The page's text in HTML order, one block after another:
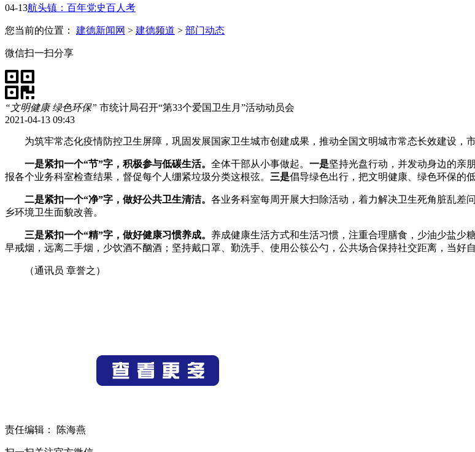
04-13航头镇：百年党史百人考
您当前的位置： 建德新闻网 > 建德频道 > 部门动态
微信扫一扫分享
“文明健康 绿色环保” 市统计局召开“第33个爱国卫生月”活动动员会
2021-04-13 09:43
为筑牢常态化疫情防控卫生屏障，巩固发展国家卫生城市创建成果，推动全国文明城市常态长效建设，
一是紧扣一个“节”字，积极参与低碳生活。 全体干部从小事做起。 一是坚持光盘行动，并发动身边的亲
报各个业务科室检查结果，督促每个人绷紧垃圾分类这根弦。 三是倡导绿色出行，把文明健康、绿色环保的
二是紧扣一个“净”字，做好公共卫生清洁。 各业务科室每周开展大扫除活动，着力解决卫生死角脏乱差
乡环境卫生面貌改善。
三是紧扣一个“精”字，做好健康习惯养成。 养成健康生活方式和生活习惯，注重合理膳食，少油少盐少
早戒烟，远离二手烟，少饮酒不酗酒；坚持戴口罩、勤洗手、使用公筷公勺，公共场合保持社交距离，当好
（通讯员 章誉之 ）
责任编辑： 陈海燕